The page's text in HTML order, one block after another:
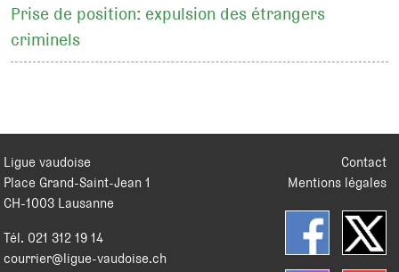
Prise de position: expulsion des étrangers
criminels
Contact
Mentions légales
Ligue vaudoise
Place Grand-Saint-Jean 1
CH-1003 Lausanne
Tél. 021 312 19 14
courrier@ligue-vaudoise.ch